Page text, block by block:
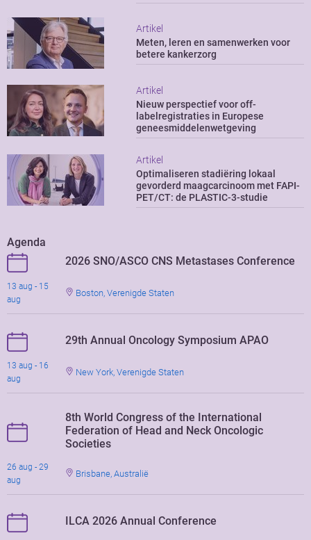
Artikel
Meten, leren en samenwerken voor
betere kankerzorg
Artikel
Nieuw perspectief voor off-
labelregistraties in Europese
geneesmiddelenwetgeving
Artikel
Optimaliseren stadiëring lokaal
gevorderd maagcarcinoom met FAPI-
PET/CT: de PLASTIC-3-studie
Agenda
2026 SNO/ASCO CNS Metastases Conference
13 aug - 15
aug
Boston, Verenigde Staten
29th Annual Oncology Symposium APAO
13 aug - 16
aug
New York, Verenigde Staten
8th World Congress of the International
Federation of Head and Neck Oncologic
Societies
26 aug - 29
aug
Brisbane, Australië
ILCA 2026 Annual Conference